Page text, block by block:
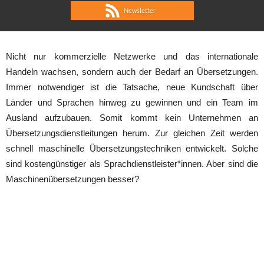
Newsletter
Nicht nur kommerzielle Netzwerke und das internationale
Handeln wachsen, sondern auch der Bedarf an Übersetzungen.
Immer notwendiger ist die Tatsache, neue Kundschaft über
Länder und Sprachen hinweg zu gewinnen und ein Team im
Ausland aufzubauen. Somit kommt kein Unternehmen an
Übersetzungsdienstleitungen herum. Zur gleichen Zeit werden
schnell maschinelle Übersetzungstechniken entwickelt. Solche
sind kostengünstiger als Sprachdienstleister*innen. Aber sind die
Maschinenübersetzungen besser?